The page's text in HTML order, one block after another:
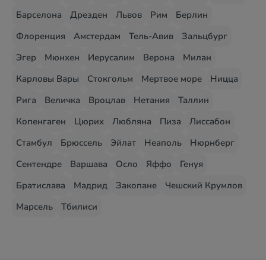
Барселона
Дрезден Львов Рим
Берлин
Флоренция
Амстердам Тель-Авив
Зальцбург
Эгер
Мюнхен Иерусалим Верона
Милан
Карловы Вары
Стокгольм Мертвое море
Ницца
Рига
Величка Вроцлав Нетания
Таллин
Копенгаген
Цюрих Любляна Пиза
Лиссабон
Стамбул
Брюссель Эйлат Неаполь
Нюрнберг
Сентендре
Варшава Осло Яффо
Генуя
Братислава
Мадрид Закопане
Чешский Крумлов
Марсель
Тбилиси